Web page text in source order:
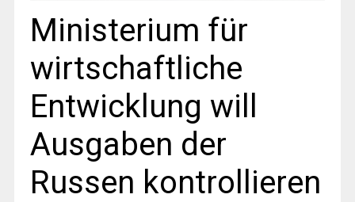
Ministerium für
wirtschaftliche
Entwicklung will
Ausgaben der
Russen kontrollieren